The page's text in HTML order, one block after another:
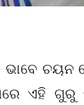
ଚୟନ
ଏହି